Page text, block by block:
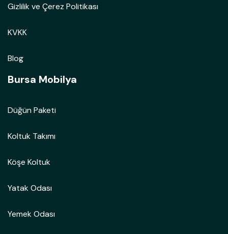
Gizlilik ve Çerez Politikası
KVKK
Blog
Bursa Mobilya
Düğün Paketi
Koltuk Takımı
Köşe Koltuk
Yatak Odası
Yemek Odası